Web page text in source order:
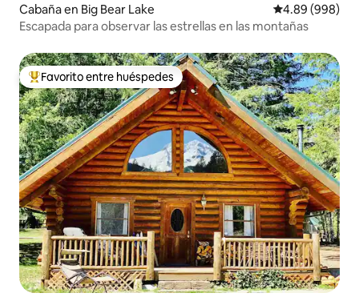
Cabaña en Big Bear Lake Calificación
4.89 (998)
Escapada para observar las estrellas en las montañas
Favorito entre huéspedes preferido
Favorito entre huéspedes